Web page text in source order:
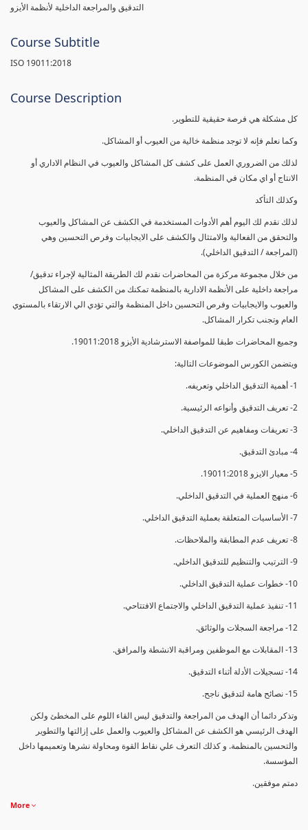
التدقيق والمراجعة الداخلية لأنظمة الأيزو
Course Subtitle
ISO 19011:2018
Course Description
كل مشكلة هي فرصة حقيقية للتطوير.
وكما نعلم فإنه لا توجد منظمة خالية من العيوب أو المشاكل.
لذلك من الضروري العمل على كشف كل المشاكل والعيوب في النظام الاداري أو
الانتاج أو اي مكان في المنظمة.
وكذلك التأكد
لذلك نقدم لك اليوم أهم الأدوات المستخدمة في الكشف عن المشاكل والعيوب
والتحقق من الفعالية والامتثال والكشف على الايجابيات وفرص التحسين وهي
(المراجعة / التدقيق الداخلي).
من خلال مجموعة مركزة من المحاضرات نقدم لك الطريقة المثالية لإجراء تدقيق/
مراجعة داخلية على الأنظمة الادارية بالمنظمة تمكنك من الكشف على المشاكل
والعيوب والايجابيات وفرص التحسين داخل المنظمة والتي تؤدي الي الارتقاء بالمستوي
العام وتجنب تكرار المشاكل.
وجميع المحاضرات طبقا للمواصفة الاسترشادية الأيزو 19011:2018.
ويتضمن الكورس الموضوعات التالية:
1- أهمية التدقيق الداخلي وتعريفه.
2- تعريف التدقيق وأنواعه الرئيسية.
3- تعريفات ومفاهيم عن التدقيق الداخلي.
4- مبادئ التدقيق.
5- معيار الايزو 19011:2018.
6- منهج العملية في التدقيق الداخلي.
7- الأساسيات المتعلقة بعملية التدقيق الداخلي.
8- تعريف عدم المطابقة والملاحظات.
9- الترتيب والتنظيم للتدقيق الداخلي.
10- خطوات عملية التدقيق الداخلي.
11- تنفيذ عملية التدقيق الداخلي والاجتماع الافتتاحي.
12- مراجعة السجلات والوثائق.
13- المقابلات مع الموظفين ومراقبة الانشطة والمرافق.
14- تسجيلات الأدلة أثناء التدقيق.
15- نصائح هامة لتدقيق ناجح.
وتذكر دائما أن الهدف من المراجعة والتدقيق ليس القاء اللوم على المخطئ ولكن
الهدف الرئيسي هو الكشف عن المشاكل والعيوب والعمل على إزالتها والتطوير
والتحسين بالمنظمة. و كذلك التعرف علي نقاط القوة ومحاولة نشرها وتعميمها داخل
المؤسسة.
دمتم موفقين.
More